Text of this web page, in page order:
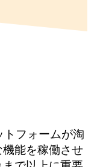
トフォームが淘
能を稼働させ